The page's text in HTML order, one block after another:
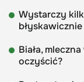
Wystarczy
Biała,
oczyścić?